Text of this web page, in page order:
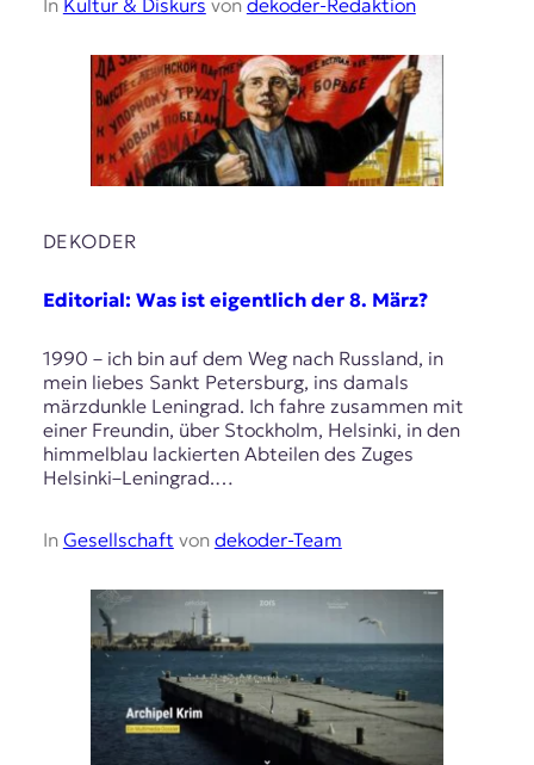
In Kultur & Diskurs von dekoder-Redaktion
DEKODER
Editorial: Was ist eigentlich der 8. März?
1990 – ich bin auf dem Weg nach Russland, in
mein liebes Sankt Petersburg, ins damals
märzdunkle Leningrad. Ich fahre zusammen mit
einer Freundin, über Stockholm, Helsinki, in den
himmelblau lackierten Abteilen des Zuges
Helsinki–Leningrad.…
In Gesellschaft von dekoder-Team